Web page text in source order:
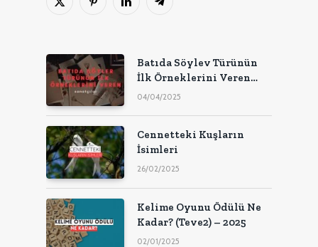
X
Pinterest'inLinkedInTelgraf
Batıda Söylev Türünün
İlk Örneklerini Veren
Sanatçılar
04/04/2025
Cennetteki Kuşların
İsimleri
26/02/2025
Kelime Oyunu Ödülü Ne
Kadar? (Teve2) – 2025
02/01/2025